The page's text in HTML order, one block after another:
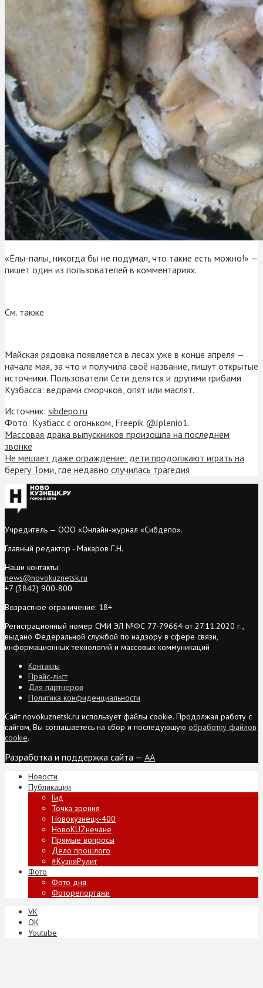
«Ёлы-палы, никогда бы не подумал, что такие есть можно!» —
пишет один из пользователей в комментариях.
См. также
Майская рядовка появляется в лесах уже в конце апреля —
начале мая, за что и получила своё название, пишут открытые
источники. Пользователи Сети делятся и другими грибами
Кузбасса: ведрами сморчков, опят или маслят.
Источник: sibdepo.ru
Фото: Кузбасс с огоньком, Freepik @Jplenio1.
Массовая драка выпускников произошла на последнем
звонке
Не мешает даже ограждение: дети продолжают играть на
берегу Томи, где недавно случилась трагедия
Учредитель — ООО «Онлайн-журнал «Сибдепо».
Главный редактор - Макаров Г.Н.
Наши контакты:
news@novokuznetsk.ru
+7 (3842) 900-800
Возрастное ограничение: 18+
Регистрационный номер СМИ ЭЛ №ФС 77-79664 от 27.11.2020 г.,
выдано Федеральной службой по надзору в сфере связи,
информационных технологий и массовых коммуникаций
Контакты
Прайс-лист
Для партнеров
Политика конфиденциальности
Сайт novokuznetsk.ru использует файлы cookie. Продолжая работу с
сайтом, Вы соглашаетесь на сбор и последующую обработку файлов
cookie.
Разработка и поддержка сайта — AA
Новости
Публикации
Гид
Точка зрения
Новокузнецк-400
НовоKUZнечане
Прямые вопросы
Дело прошлого
#КузняРулит
Фото
Фото дня
Фоторепортажи
VK
ОК
Youtube